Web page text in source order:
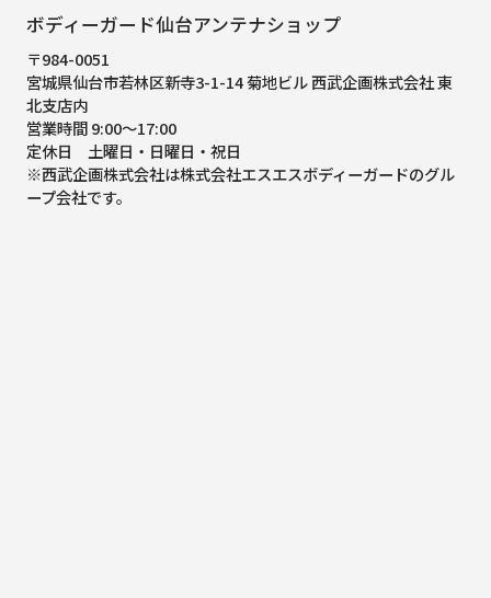
ボディーガード仙台アンテナショップ
〒984-0051
宮城県仙台市若林区新寺3-1-14 菊地ビル 西武企画株式会社 東
北支店内
営業時間 9:00～17:00
定休日 土曜日・日曜日・祝日
※西武企画株式会社は株式会社エスエスボディーガードのグル
ープ会社です。